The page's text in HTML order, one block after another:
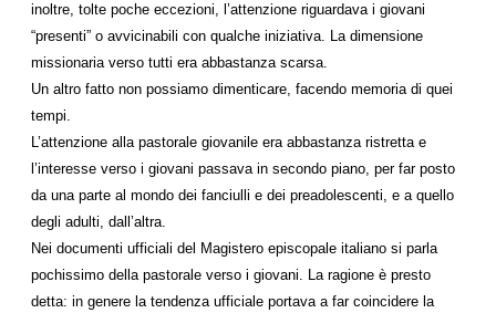
inoltre, tolte poche eccezioni, l’attenzione riguardava i giovani
“presenti” o avvicinabili con qualche iniziativa. La dimensione
missionaria verso tutti era abbastanza scarsa.
Un altro fatto non possiamo dimenticare, facendo memoria di quei
tempi.
L’attenzione alla pastorale giovanile era abbastanza ristretta e
l’interesse verso i giovani passava in secondo piano, per far posto
da una parte al mondo dei fanciulli e dei preadolescenti, e a quello
degli adulti, dall’altra.
Nei documenti ufficiali del Magistero episcopale italiano si parla
pochissimo della pastorale verso i giovani. La ragione è presto
detta: in genere la tendenza ufficiale portava a far coincidere la